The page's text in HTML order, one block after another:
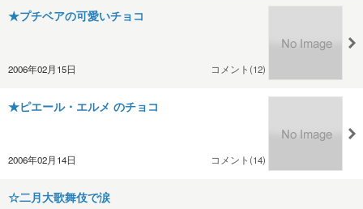
★プチベアの可愛いチョコ
2006年02月15日 コメント(12)
★ピエール・エルメ のチョコ
2006年02月14日 コメント(14)
☆二月大歌舞伎で涙